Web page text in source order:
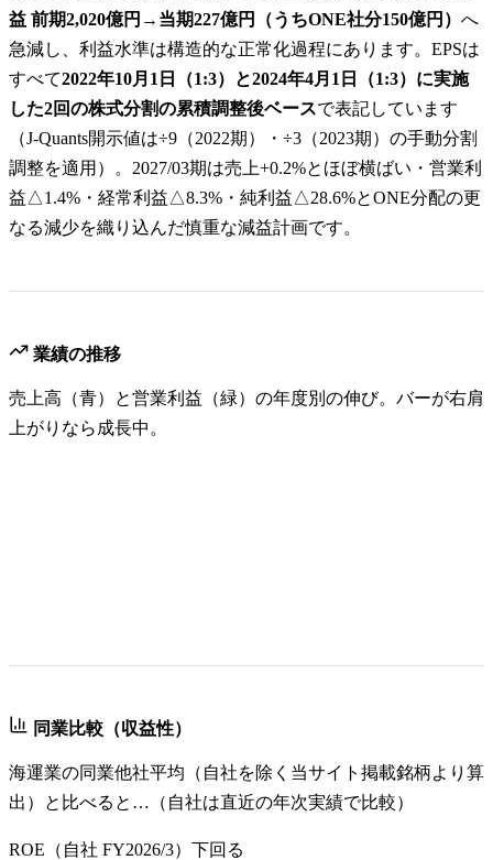
益 前期2,020億円→当期227億円（うちONE社分150億円） へ
急減し、利益水準は構造的な正常化過程にあります。EPSは
すべて2022年10月1日（1:3）と2024年4月1日（1:3）に実施
した2回の株式分割の累積調整後ベースで表記しています
（J-Quants開示値は÷9（2022期）・÷3（2023期）の手動分割
調整を適用）。2027/03期は売上+0.2%とほぼ横ばい・営業利
益△1.4%・経常利益△8.3%・純利益△28.6%とONE分配の更
なる減少を織り込んだ慎重な減益計画です。
業績の推移
売上高（青）と営業利益（緑）の年度別の伸び。バーが右肩
上がりなら成長中。
同業比較（収益性）
海運業の同業他社平均（自社を除く当サイト掲載銘柄より算
出）と比べると…（自社は直近の年次実績で比較）
ROE （自社 FY2026/3） 下回る